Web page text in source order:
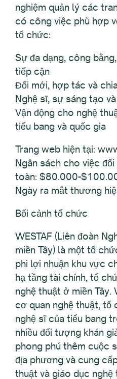
nghiệm quản lý các
có công việc phù hợp
tổ chức:
Sự đa dạng, công
tiếp cận
Đổi mới, hợp tác và
Nghệ sĩ, sự sáng tạo
Vận động cho nghệ
tiểu bang và quốc gia
Trang web hiện tại:
Ngân sách cho việc
toàn: $80.000-
Ngày ra mắt thương
Bối cảnh tổ chức
WESTAF (Liên đoàn
miền Tây) là một tổ
phi lợi nhuận khu vực
hạ tầng tài chính, tổ
nghệ thuật ở miền Tây.
cơ quan nghệ thuật, tổ
nghệ sĩ của tiểu bang
nhiều đối tượng khán
phong phú thêm cuộc
địa phương và cung
thuật và giáo dục